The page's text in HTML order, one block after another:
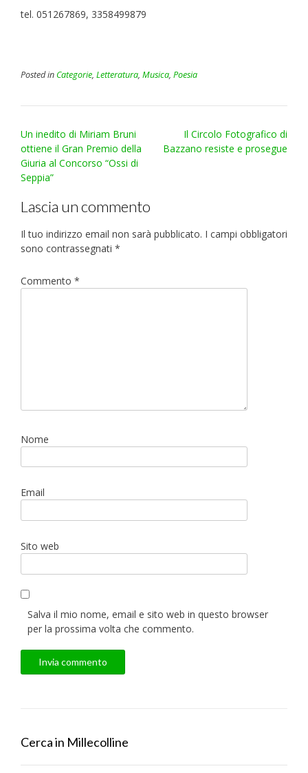
tel. 051267869, 3358499879
Posted in Categorie, Letteratura, Musica, Poesia
Post
navigation
Un inedito di Miriam Bruni
ottiene il Gran Premio della
Giuria al Concorso “Ossi di
Seppia”
Il Circolo Fotografico di
Bazzano resiste e prosegue
Lascia un commento
Il tuo indirizzo email non sarà pubblicato. I campi obbligatori
sono contrassegnati *
Commento *
Nome
Email
Sito web
Salva il mio nome, email e sito web in questo browser
per la prossima volta che commento.
Cerca in Millecolline